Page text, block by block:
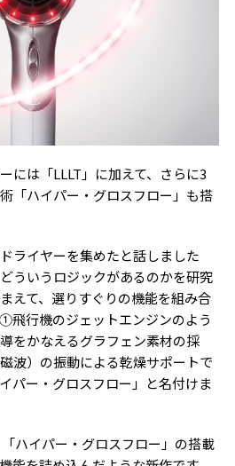
は「LLLT」に加えて、さらに3
「ハイパー・グロスフロー」も搭
イヤーを集めたと話しました
ういうロジックがあるのかを研究
えて、選りすぐりの機能を組み合
飛行機のジェットエンジンのよう
をかなえるグラフェン素材の採
波）の振動による乾燥サポートで
パー・グロスフロー」と名付けま
ハイパー・グロスフロー」の搭載